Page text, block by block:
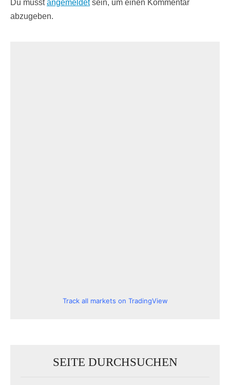
Du musstangemeldetsein, um einen Kommentar
abzugeben.
Track all markets on TradingView
SEITE DURCHSUCHEN